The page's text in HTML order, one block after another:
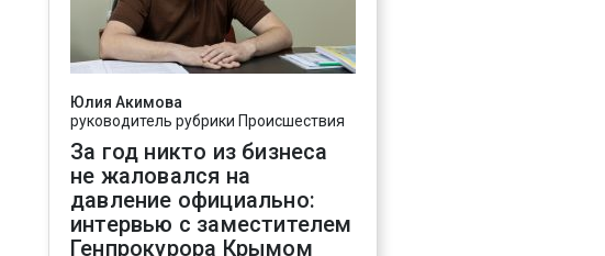
Юлия Акимова
руководитель рубрики Происшествия
За год никто из бизнеса
не жаловался на
давление официально:
интервью с заместителем
Генпрокурора Крымом